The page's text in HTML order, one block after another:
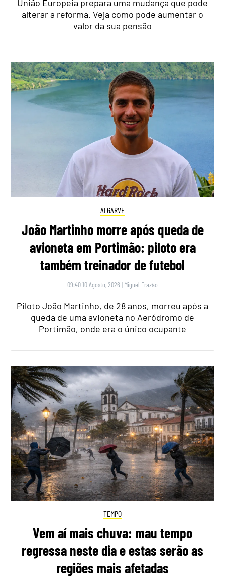
União Europeia prepara uma mudança que pode
alterar a reforma. Veja como pode aumentar o
valor da sua pensão
ALGARVE
João Martinho morre após queda de
avioneta em Portimão: piloto era
também treinador de futebol
09:40 10 Agosto, 2026 | Miguel Frazão
Piloto João Martinho, de 28 anos, morreu após a
queda de uma avioneta no Aeródromo de
Portimão, onde era o único ocupante
TEMPO
Vem aí mais chuva: mau tempo
regressa neste dia e estas serão as
regiões mais afetadas